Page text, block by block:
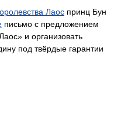
Лаос принц Бун
письмо с предложением
и организовать
под твёрдые гарантии